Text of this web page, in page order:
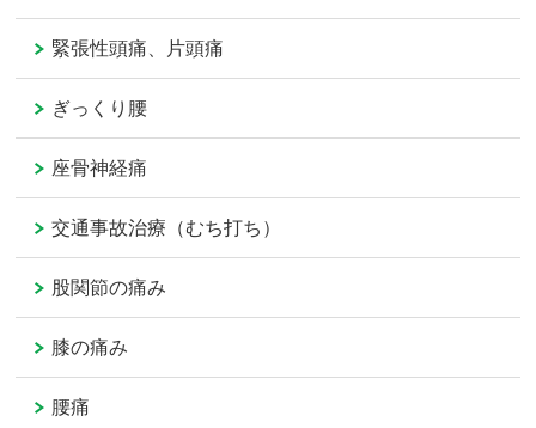
緊張性頭痛、片頭痛
ぎっくり腰
座骨神経痛
交通事故治療（むち打ち）
股関節の痛み
膝の痛み
腰痛